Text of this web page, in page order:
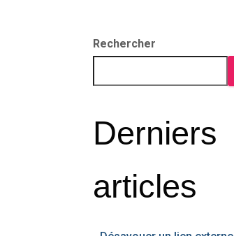
Rechercher
Derniers
articles